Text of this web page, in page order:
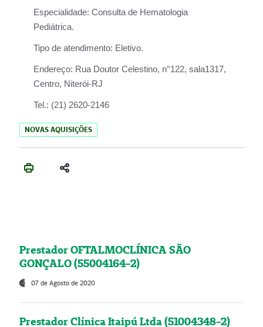
Especialidade: Consulta de Hematologia
Pediátrica.
Tipo de atendimento: Eletivo.
Endereço: Rua Doutor Celestino, n°122, sala1317,
Centro, Niterói-RJ
Tel.: (21) 2620-2146
NOVAS AQUISIÇÕES
Prestador OFTALMOCLÍNICA SÃO
GONÇALO (55004164-2)
07 de Agosto de 2020
Prestador Clínica Itaipú Ltda (51004348-2)